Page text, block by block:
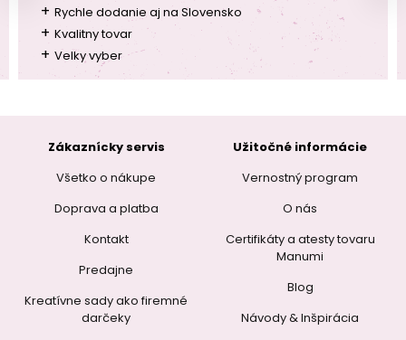
+ Rychle dodanie aj na Slovensko
+ Kvalitny tovar
+ Velky vyber
Zákaznícky servis
Všetko o nákupe
Doprava a platba
Kontakt
Predajne
Kreatívne sady ako firemné
darčeky
Užitočné informácie
Vernostný program
O nás
Certifikáty a atesty tovaru
Manumi
Blog
Návody & Inšpirácia